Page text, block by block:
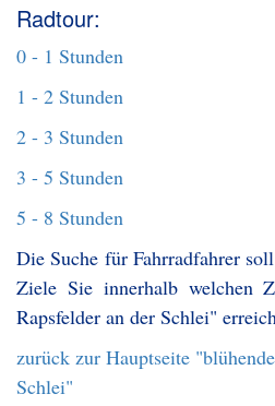
Radtour:
0 - 1 Stunden
1 - 2 Stunden
2 - 3 Stunden
3 - 5 Stunden
5 - 8 Stunden
Die Suche für Fahrradfahrer
Ziele Sie innerhalb welchen
Rapsfelder an der Schlei"
zurück zur Hauptseite
Schlei"